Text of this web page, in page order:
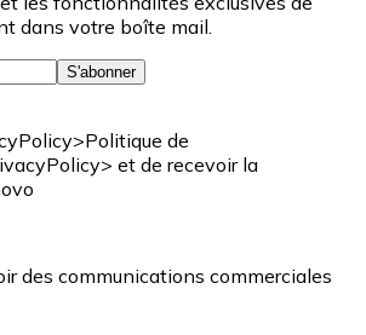
dans votre boîte mail.
S'abonner
de
et de recevoir la
des communications commerciales